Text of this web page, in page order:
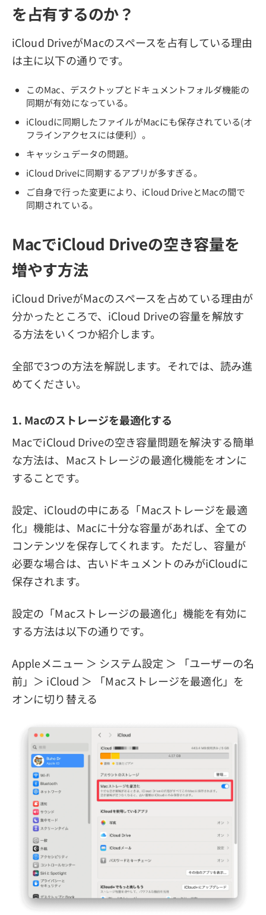
を占有するのか？
iCloud DriveがMacのスペースを占有している理由
は主に以下の通りです。
このMac、デスクトップとドキュメントフォルダ機能の
同期が有効になっている。
iCloudに同期したファイルがMacにも保存されている(オ
フラインアクセスには便利）。
キャッシュデータの問題。
iCloud Driveに同期するアプリが多すぎる。
ご自身で行った変更により、iCloud DriveとMacの間で
同期されている。
MacでiCloud Driveの空き容量を
増やす方法
iCloud DriveがMacのスペースを占めている理由が
分かったところで、iCloud Driveの容量を解放す
る方法をいくつか紹介します。
全部で3つの方法を解説します。それでは、読み進
めてください。
1. Macのストレージを最適化する
MacでiCloud Driveの空き容量問題を解決する簡単
な方法は、Macストレージの最適化機能をオンに
することです。
設定、iCloudの中にある「Macストレージを最適
化」機能は、Macに十分な容量があれば、全ての
コンテンツを保存してくれます。ただし、容量が
必要な場合は、古いドキュメントのみがiCloudに
保存されます。
設定の「Macストレージの最適化」機能を有効に
する方法は以下の通りです。
Appleメニュー ＞ システム設定 ＞ 「ユーザーの名
前」＞ iCloud ＞ 「Macストレージを最適化」を
オンに切り替える